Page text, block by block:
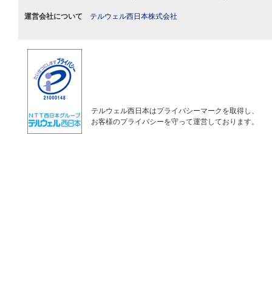
運営会社について テルウェル西日本株式会社
テルウェル西日本はプライバシーマークを取得し、
お客様のプライバシーを守って運営しております。